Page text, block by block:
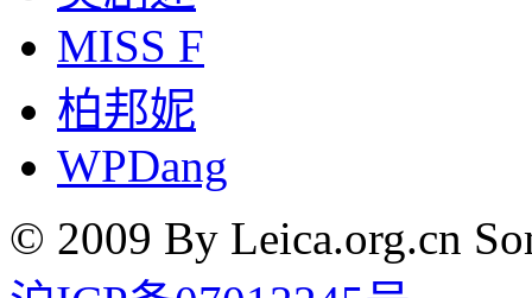
MISS F
柏邦妮
WPDang
© 2009 By Leica.org.cn